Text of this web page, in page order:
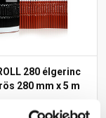
280 élgerinc
280 mm x 5 m